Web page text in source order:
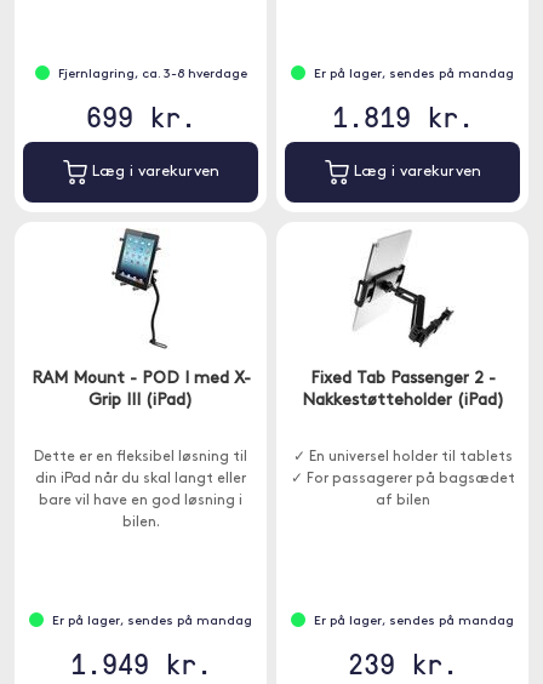
Fjernlagring, ca. 3-8 hverdage
699 kr.
Læg i varekurven
Er på lager, sendes på mandag
1.819 kr.
Læg i varekurven
RAM Mount - POD I med X-
Grip III (iPad)
Dette er en fleksibel løsning til
din iPad når du skal langt eller
bare vil have en god løsning i
bilen.
Er på lager, sendes på mandag
1.949 kr.
Fixed Tab Passenger 2 -
Nakkestøtteholder (iPad)
✓ En universel holder til tablets
✓ For passagerer på bagsædet
af bilen
Er på lager, sendes på mandag
239 kr.